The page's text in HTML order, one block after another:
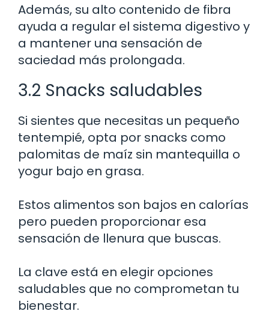
Además, su alto contenido de fibra
ayuda a regular el sistema digestivo y
a mantener una sensación de
saciedad más prolongada.
3.2 Snacks saludables
Si sientes que necesitas un pequeño
tentempié, opta por snacks como
palomitas de maíz sin mantequilla o
yogur bajo en grasa.
Estos alimentos son bajos en calorías
pero pueden proporcionar esa
sensación de llenura que buscas.
La clave está en elegir opciones
saludables que no comprometan tu
bienestar.